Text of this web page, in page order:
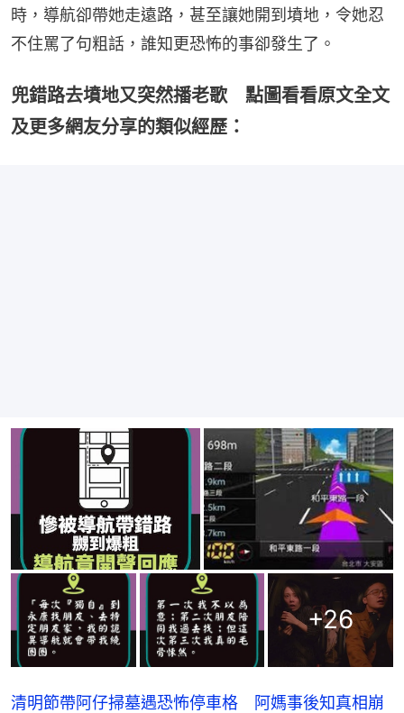
時，導航卻帶她走遠路，甚至讓她開到墳地，令她忍
不住罵了句粗話，誰知更恐怖的事卻發生了。
兜錯路去墳地又突然播老歌 點圖看看原文全文
及更多網友分享的類似經歷：
+26
清明節帶阿仔掃墓遇恐怖停車格 阿媽事後知真相崩